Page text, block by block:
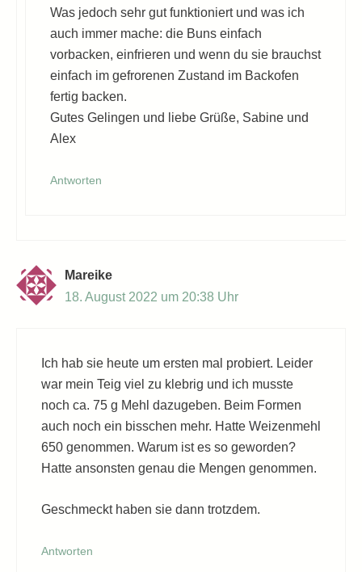
Was jedoch sehr gut funktioniert und was ich
auch immer mache: die Buns einfach
vorbacken, einfrieren und wenn du sie brauchst
einfach im gefrorenen Zustand im Backofen
fertig backen.
Gutes Gelingen und liebe Grüße, Sabine und
Alex
Antworten
Mareike
18. August 2022 um 20:38 Uhr
Ich hab sie heute um ersten mal probiert. Leider
war mein Teig viel zu klebrig und ich musste
noch ca. 75 g Mehl dazugeben. Beim Formen
auch noch ein bisschen mehr. Hatte Weizenmehl
650 genommen. Warum ist es so geworden?
Hatte ansonsten genau die Mengen genommen.
Geschmeckt haben sie dann trotzdem.
Antworten